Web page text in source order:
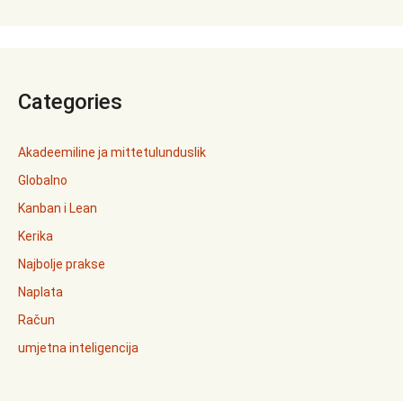
Categories
Akadeemiline ja mittetulunduslik
Globalno
Kanban i Lean
Kerika
Najbolje prakse
Naplata
Račun
umjetna inteligencija